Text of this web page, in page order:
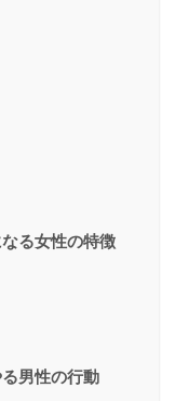
る女性の特徴
男性の行動